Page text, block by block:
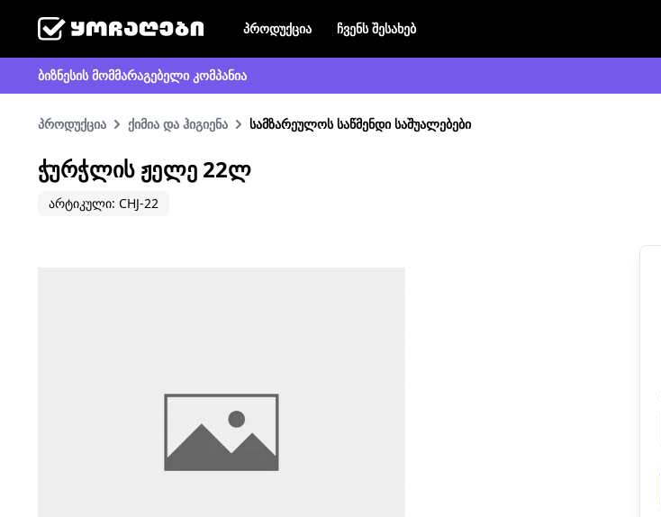
პროდუქცია ჩვენს შესახებ
ბიზნესის მომმარაგებელი კომპანია
პროდუქცია ქიმია და ჰიგიენა სამზარეულოს საწმენდი საშუალებები
ᲭᲣᲠᲭᲚᲘᲡ ᲟᲔᲚᲔ 22Ლ
არტიკული: CHJ-22